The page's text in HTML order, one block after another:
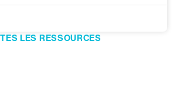
LES RESSOURCES